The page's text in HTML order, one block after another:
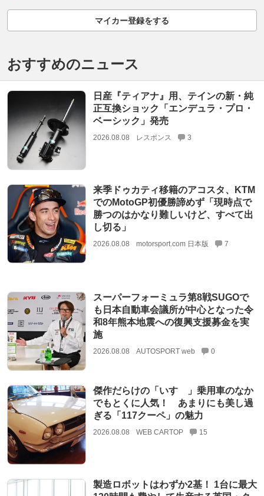
マイカー登録をする
おすすめのニュース
日産『ティアナ』用、テインの新・純
正互換ショック「エンデュラ・プロ・
ベーシック」発売
2026.08.08 レスポンス 3
来季ドゥカティ移籍のアコスタ、KTM
でのMotoGP初優勝諦めず「現時点で
勝つのはかなり難しいけど、すべて出
し切る」
2026.08.08 motorsport.com 日本版 7
スーパーフォーミュラ第8戦SUGOで
も日本自動車会議所が中心となった令
和8年熊本地震への復興支援募金を実
施
2026.08.08 AUTOSPORT web 0
傑作だらけの「いすゞ」乗用車のなか
でもとくに人気！ あまりにも美し過
ぎる「117クーペ」の魅力
2026.08.08 WEB CARTOP 15
製造ロボットはわずか2基！ 1台に最大